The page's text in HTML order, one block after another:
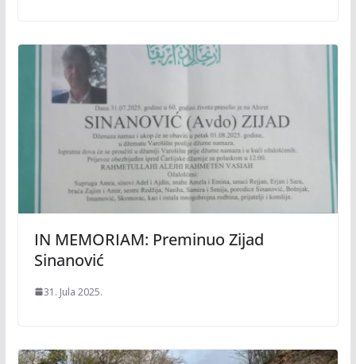
IN MEMORIAM: Preminuo Zijad
Sinanović
31. Jula 2025.